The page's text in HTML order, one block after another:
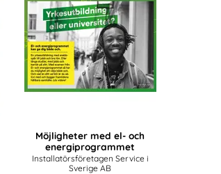
Möjligheter med el- och
energiprogrammet
Installatörsföretagen Service i
Sverige AB